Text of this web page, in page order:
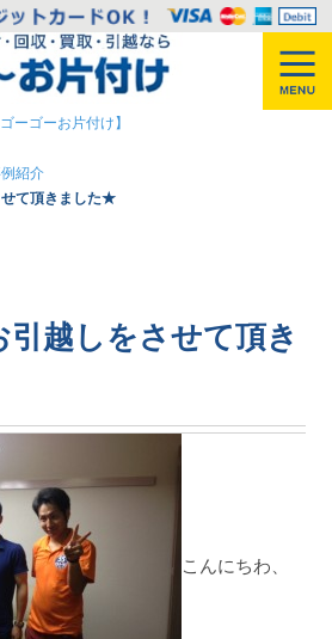
ーゴーお片付け】
紹介
て頂きました★
越しをさせて頂き
こんにちわ、